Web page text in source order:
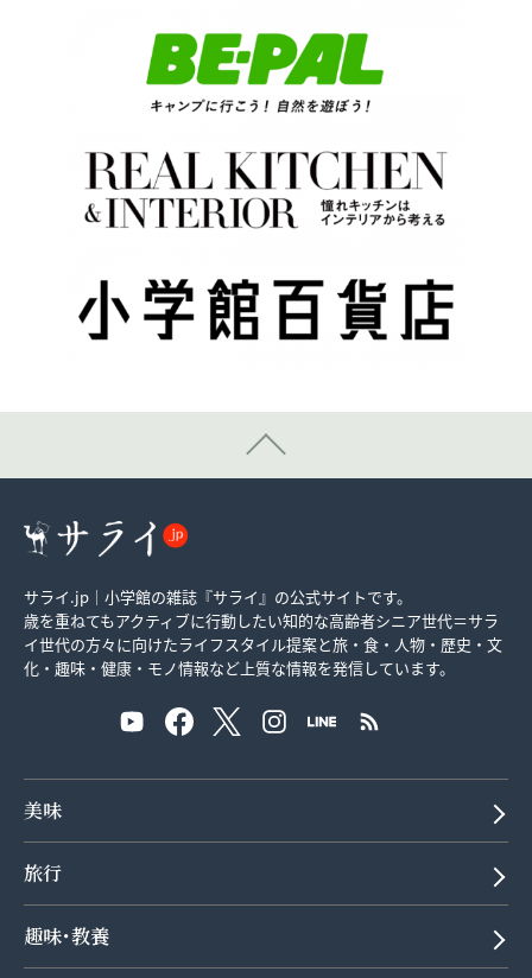
サライ.jp｜小学館の雑誌『サライ』の公式サイトです。
歳を重ねてもアクティブに行動したい知的な高齢者シニア世代＝サラ
イ世代の方々に向けたライフスタイル提案と旅・食・人物・歴史・文
化・趣味・健康・モノ情報など上質な情報を発信しています。
美味
旅行
趣味･教養